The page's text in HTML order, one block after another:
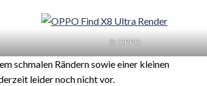
© OPPO
schmalen Rändern sowie einer kleinen
leider noch nicht vor.